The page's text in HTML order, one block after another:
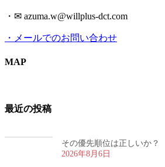
・✉ azuma.w@willplus-dct.com
・メールでのお問い合わせ
MAP
最近の投稿
その優先順位は正しいか？
2026年8月6日